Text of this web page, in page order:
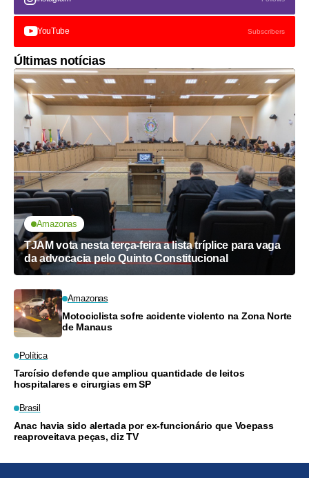
YouTube Subscribers
Últimas notícias
Amazonas
TJAM vota nesta terça-feira a lista tríplice para vaga
da advocacia pelo Quinto Constitucional
Amazonas
Motociclista sofre acidente violento na Zona Norte
de Manaus
Política
Tarcísio defende que ampliou quantidade de leitos
hospitalares e cirurgias em SP
Brasil
Anac havia sido alertada por ex-funcionário que Voepass
reaproveitava peças, diz TV